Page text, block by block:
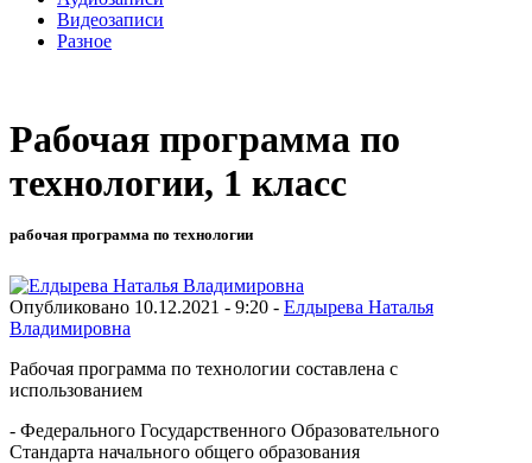
Видеозаписи
Разное
Рабочая программа по
технологии, 1 класс
рабочая программа по технологии
Опубликовано 10.12.2021 - 9:20 - Елдырева Наталья
Владимировна
Рабочая программа по технологии составлена с
использованием
- Федерального Государственного Образовательного
Стандарта начального общего образования